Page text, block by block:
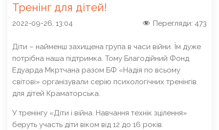
Тренінг для дітей!
2022-09-26, 13:04 Перегляди: 473
Діти – найменш захищена група в часи війни. Їм дуже
потрібна наша підтримка. Тому Благодійний Фонд
Едуарда Мкртчана разом БФ «Надія по всьому
світові» організували серію психологічних тренінгів
для дітей Краматорська.
У тренінгу «Діти і війна. Навчання технік зцілення»
беруть участь діти віком від 12 до 16 років.